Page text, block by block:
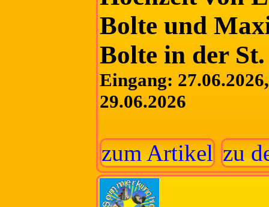
Bolte und
Bolte in der
Eingang:
29.06.2026
zum Artikel zu